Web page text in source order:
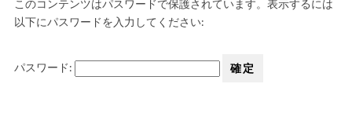
このコンテンツはパスワードで保護されています。表示するには
以下にパスワードを入力してください:
パスワード: